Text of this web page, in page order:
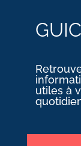
utiles à